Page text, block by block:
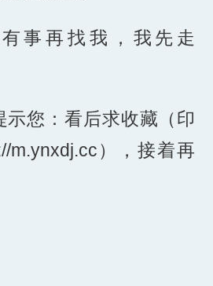
有事再找我，我先走
示您：看后求收藏（印
m.ynxdj.cc），接着再